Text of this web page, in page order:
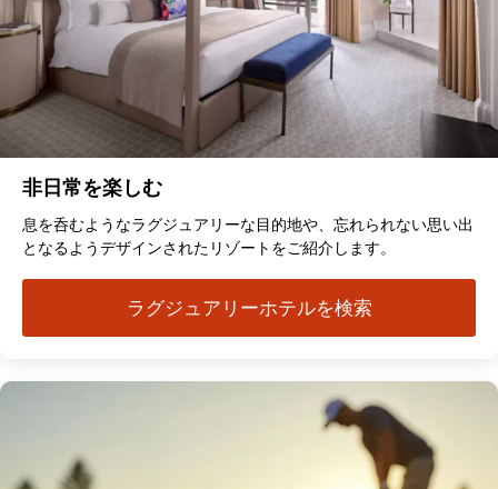
非日常を楽しむ
息を呑むようなラグジュアリーな目的地や、忘れられない思い出
となるようデザインされたリゾートをご紹介します。
ラグジュアリーホテルを検索